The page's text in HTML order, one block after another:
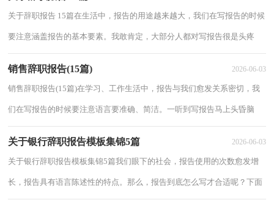
关于辞职报告 15篇在生活中，报告的用途越来越大，我们在写报告的时候
要注意涵盖报告的基本要素。我敢肯定，大部分人都对写报告很是头疼
销售辞职报告(15篇) 2026-06-03
销售辞职报告(15篇)在学习、工作生活中，报告与我们愈发关系密切，我
们在写报告的时候要注意语言要准确、简洁。一听到写报告马上头昏脑
关于银行辞职报告模板集锦5篇 2026-06-03
关于银行辞职报告模板集锦5篇我们眼下的社会，报告使用的次数愈发增
长，报告具有语言陈述性的特点。那么，报告到底怎么写才合适呢？下面